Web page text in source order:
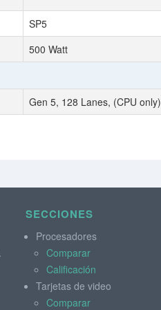
SP5
500 Watt
Gen 5, 128 Lanes, (CPU only)
SECCIONES
Procesadores
Comparar
Calificación
Tarjetas de video
Comparar